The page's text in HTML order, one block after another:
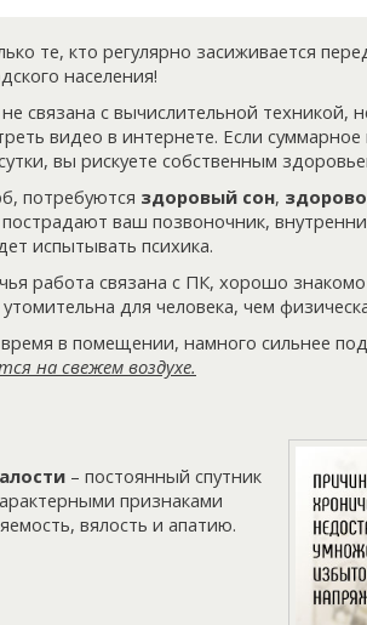
те, кто регулярно засиживается
населения!
связана с вычислительной техникой,
видео в интернете. Если
вы рискуете собственным
потребуются здоровый сон,
ваш позвоночник,
испытывать психика.
работа связана с ПК, хорошо знакомо
для человека, чем
в помещении, намного сильнее
на свежем воздухе.
– постоянный спутник
признаками
вялость и апатию.